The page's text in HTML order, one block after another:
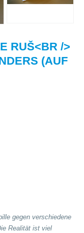
RUŠ<BR />
(AUF
gegen verschiedene
Realität ist viel